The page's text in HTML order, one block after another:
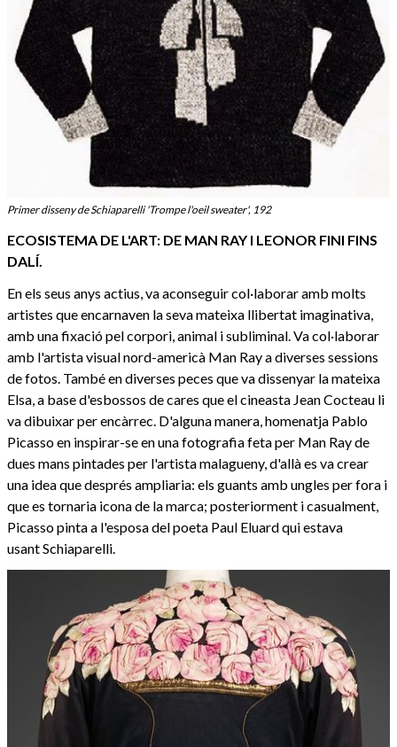
Primer disseny de Schiaparelli 'Trompe l'oeil sweater', 192
ECOSISTEMA DE L'ART: DE MAN RAY I LEONOR FINI FINS
DALÍ.
En els seus anys actius, va aconseguir col·laborar amb molts
artistes que encarnaven la seva mateixa llibertat imaginativa,
amb una fixació pel corpori, animal i subliminal. Va col·laborar
amb l'artista visual nord-americà Man Ray a diverses sessions
de fotos. També en diverses peces que va dissenyar la mateixa
Elsa, a base d'esbossos de cares que el cineasta Jean Cocteau li
va dibuixar per encàrrec. D'alguna manera, homenatja Pablo
Picasso en inspirar-se en una fotografia feta per Man Ray de
dues mans pintades per l'artista malagueny, d'allà es va crear
una idea que després ampliaria: els guants amb ungles per fora i
que es tornaria icona de la marca; posteriorment i casualment,
Picasso pinta a l'esposa del poeta Paul Eluard qui estava
usant Schiaparelli.